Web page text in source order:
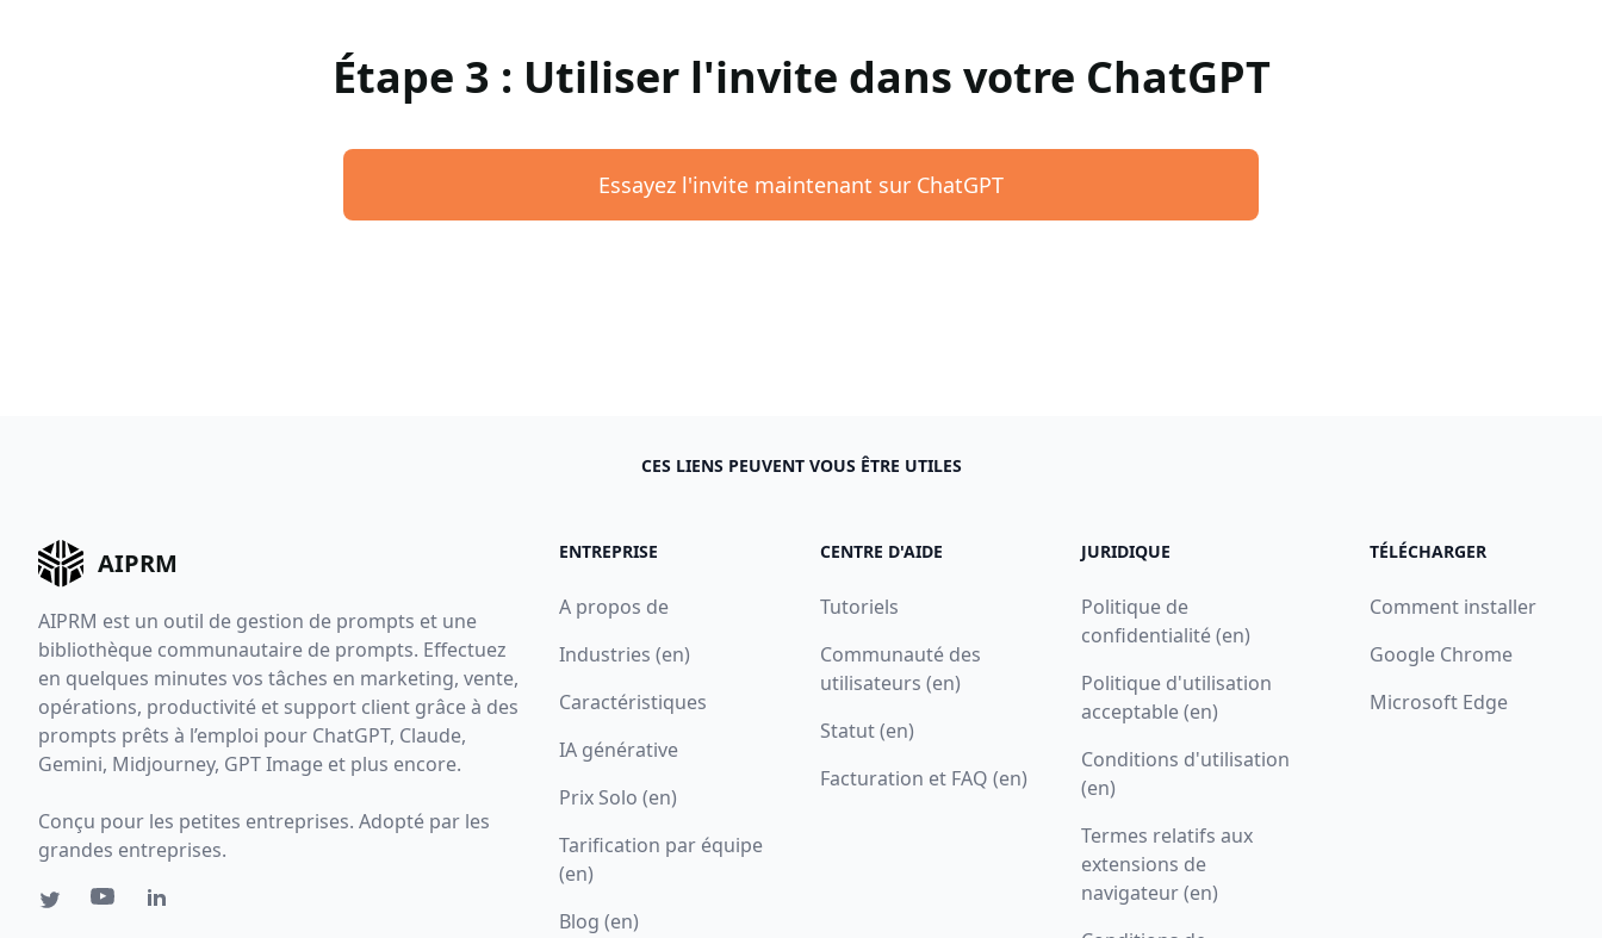
Étape 3 : Utiliser l'invite dans votre ChatGPT
Essayez l'invite maintenant sur ChatGPT
CES LIENS PEUVENT VOUS ÊTRE UTILES
AIPRM
AIPRM est un outil de gestion de prompts et une
bibliothèque communautaire de prompts. Effectuez
en quelques minutes vos tâches en marketing, vente,
opérations, productivité et support client grâce à des
prompts prêts à l’emploi pour ChatGPT, Claude,
Gemini, Midjourney, GPT Image et plus encore.
Conçu pour les petites entreprises. Adopté par les
grandes entreprises.
ENTREPRISE
A propos de
Industries (en)
Caractéristiques
IA générative
Prix Solo (en)
Tarification par équipe
(en)
Blog (en)
CENTRE D'AIDE
Tutoriels
Communauté des
utilisateurs (en)
Statut (en)
Facturation et FAQ (en)
JURIDIQUE
Politique de
confidentialité (en)
Politique d'utilisation
acceptable (en)
Conditions d'utilisation
(en)
Termes relatifs aux
extensions de
navigateur (en)
TÉLÉCHARGER
Comment installer
Google Chrome
Microsoft Edge